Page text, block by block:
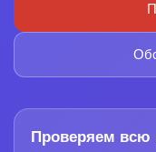
Проверяем всю